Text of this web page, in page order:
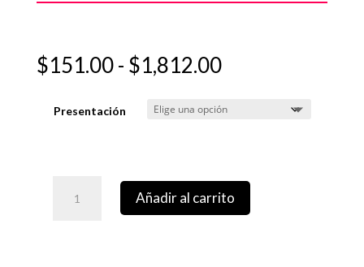
$151.00- $1,812.00Rango
precios:
desde
$1,812.00
Presentación
Añadir al carrito